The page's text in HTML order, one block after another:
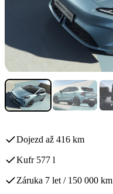
Dojezd až 416 km
Kufr 577 l
Záruka 7 let / 150 000 km